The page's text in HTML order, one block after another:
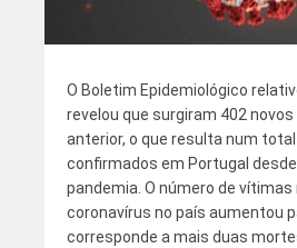
O Boletim Epidemiológico
revelou que surgiram 402
anterior, o que resulta num
confirmados em Portugal
pandemia. O número de
coronavírus no país aumentou
corresponde a mais duas